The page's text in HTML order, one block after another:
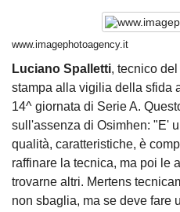
www.imagephotoagency.it
Luciano Spalletti, tecnico
stampa alla vigilia della sfida
14^ giornata di Serie A.
sull'assenza di Osimhen: "E'
qualità, caratteristiche, è
raffinare la tecnica, ma poi le
trovarne altri. Mertens
non sbaglia, ma se deve fare